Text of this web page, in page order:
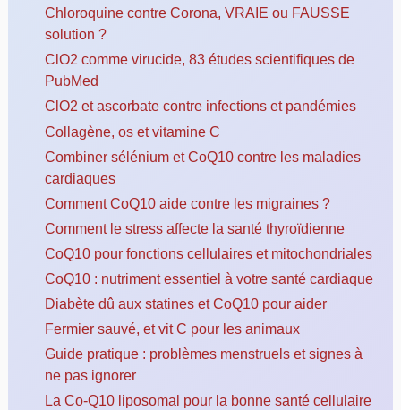
Chloroquine contre Corona, VRAIE ou FAUSSE
solution ?
ClO2 comme virucide, 83 études scientifiques de
PubMed
ClO2 et ascorbate contre infections et pandémies
Collagène, os et vitamine C
Combiner sélénium et CoQ10 contre les maladies
cardiaques
Comment CoQ10 aide contre les migraines ?
Comment le stress affecte la santé thyroïdienne
CoQ10 pour fonctions cellulaires et mitochondriales
CoQ10 : nutriment essentiel à votre santé cardiaque
Diabète dû aux statines et CoQ10 pour aider
Fermier sauvé, et vit C pour les animaux
Guide pratique : problèmes menstruels et signes à
ne pas ignorer
La Co-Q10 liposomal pour la bonne santé cellulaire